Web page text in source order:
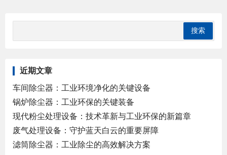
近期文章
车间除尘器：工业环境净化的关键设备
锅炉除尘器：工业环保的关键装备
现代粉尘处理设备：技术革新与工业环保的新篇章
废气处理设备：守护蓝天白云的重要屏障
滤筒除尘器：工业除尘的高效解决方案